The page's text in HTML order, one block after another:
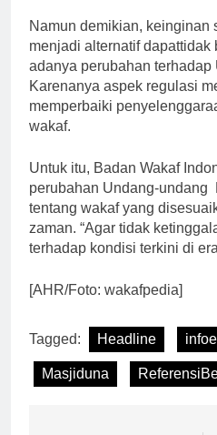
Namun demikian, keinginan
menjadi alternatif
adanya perubahan terhadap
Karenanya aspek regulasi
memperbaiki
wakaf.
Untuk itu, Badan Wakaf
perubahan Undang-undang
tentang wakaf yang
zaman. “Agar tidak
terhadap kondisi terkini di
[AHR/Foto: wakafpedia]
Tagged: Headline
Masjiduna